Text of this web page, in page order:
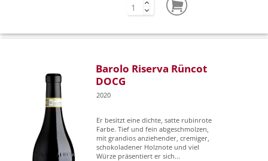
Barolo Riserva Rüncot
DOCG
2020
Er besitzt eine dichte, satte rubinrote
Farbe. Tief und fein abgeschmolzen,
mit grandios anziehender, cremiger,
schokoladener Holznote und viel
Würze präsentiert er sich...